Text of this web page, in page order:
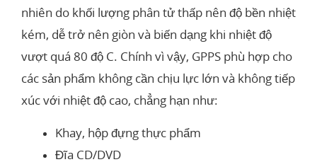
nhiên do khối lượng phân tử thấp nên độ bền nhiệt
kém, dễ trở nên giòn và biến dạng khi nhiệt độ
vượt quá 80 độ C. Chính vì vậy, GPPS phù hợp cho
các sản phẩm không cần chịu lực lớn và không tiếp
xúc với nhiệt độ cao, chẳng hạn như:
Khay, hộp đựng thực phẩm
Đĩa CD/DVD